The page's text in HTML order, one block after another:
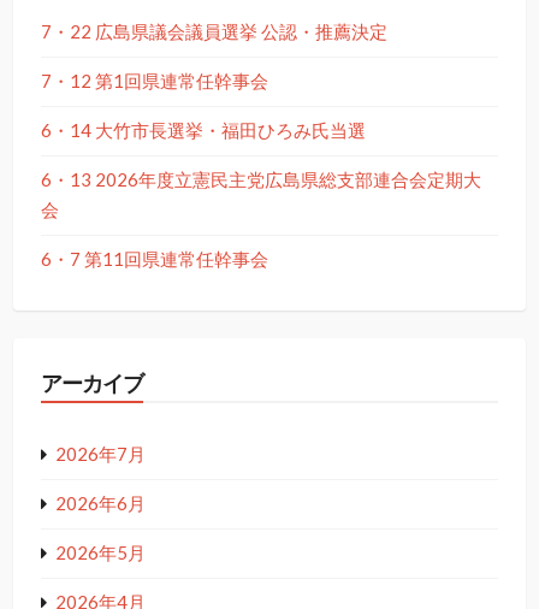
7・22 広島県議会議員選挙 公認・推薦決定
7・12 第1回県連常任幹事会
6・14 大竹市長選挙・福田ひろみ氏当選
6・13 2026年度立憲民主党広島県総支部連合会定期大
会
6・7 第11回県連常任幹事会
アーカイブ
2026年7月
2026年6月
2026年5月
2026年4月